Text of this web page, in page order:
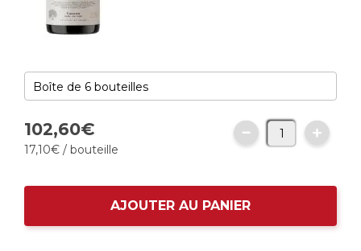
102,60€
17,10€ / bouteille
AJOUTER AU PANIER